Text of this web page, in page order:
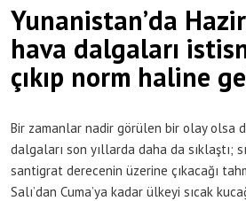
Yunanistan’da
hava dalgaları
çıkıp norm haline
Bir zamanlar nadir görülen bir olay olsa
dalgaları son yıllarda daha da sıklaştı;
santigrat derecenin üzerine çıkacağı
Salı’dan Cuma’ya kadar ülkeyi sıcak